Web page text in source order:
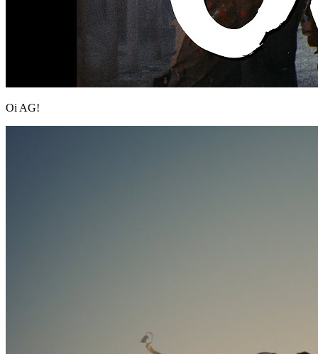
Oi AG!